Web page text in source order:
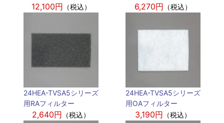
12,100円 （税込） 6,270円 （税込）
24HEA-TVSA5シリーズ
用RAフィルター
2,640円 （税込）
24HEA-TVSA5シリーズ
用OAフィルター
3,190円 （税込）